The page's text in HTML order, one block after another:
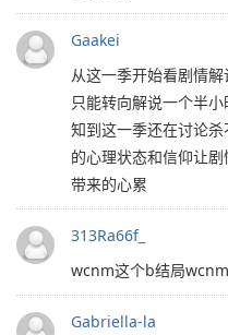
Gaakei
从这一季开始看剧情
只能转向解说一个半
知到这一季还在讨论
的心理状态和信仰让
带来的心累
313Ra66f_
wcnm这个b结局
Gabriella-la